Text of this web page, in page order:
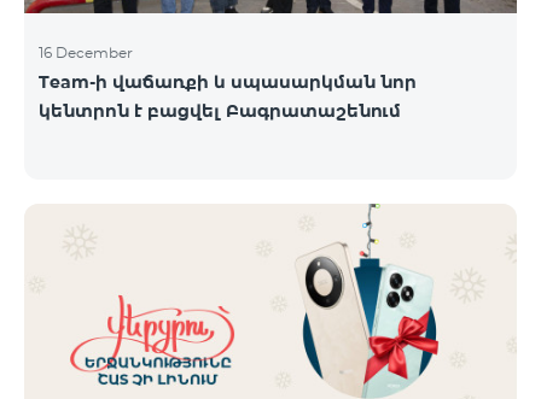
16 December
Team-ի վաճառքի և սպասարկման նոր
կենտրոն է բացվել Բագրատաշենում